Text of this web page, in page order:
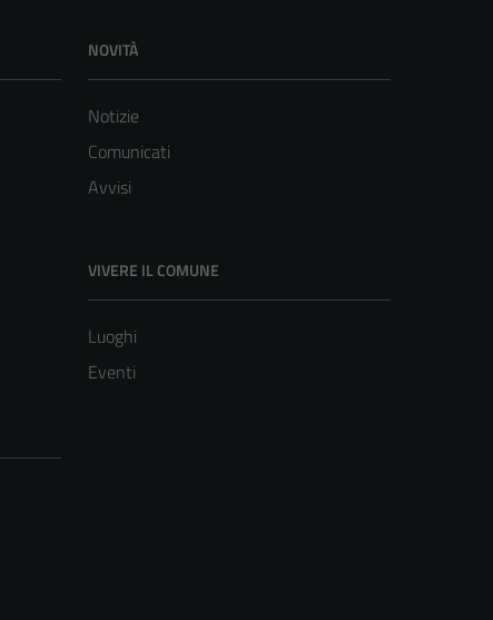
NOVITÀ
Notizie
Comunicati
Avvisi
VIVERE IL COMUNE
Luoghi
Eventi